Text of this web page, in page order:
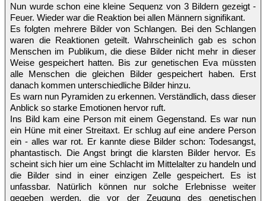
Nun wurde schon eine kleine Sequenz von 3 Bildern gezeigt -
Feuer. Wieder war die Reaktion bei allen Männern signifikant.
Es folgten mehrere Bilder von Schlangen. Bei den Schlangen
waren die Reaktionen geteilt. Wahrscheinlich gab es schon
Menschen im Publikum, die diese Bilder nicht mehr in dieser
Weise gespeichert hatten. Bis zur genetischen Eva müssten
alle Menschen die gleichen Bilder gespeichert haben. Erst
danach kommen unterschiedliche Bilder hinzu.
Es warn nun Pyramiden zu erkennen. Verständlich, dass dieser
Anblick so starke Emotionen hervor ruft.
Ins Bild kam eine Person mit einem Gegenstand. Es war nun
ein Hüne mit einer Streitaxt. Er schlug auf eine andere Person
ein - alles war rot. Er kannte diese Bilder schon: Todesangst,
phantastisch. Die Angst bringt die klarsten Bilder hervor. Es
scheint sich hier um eine Schlacht im Mittelalter zu handeln und
die Bilder sind in einer einzigen Zelle gespeichert. Es ist
unfassbar. Natürlich können nur solche Erlebnisse weiter
gegeben werden, die vor der Zeugung des genetischen